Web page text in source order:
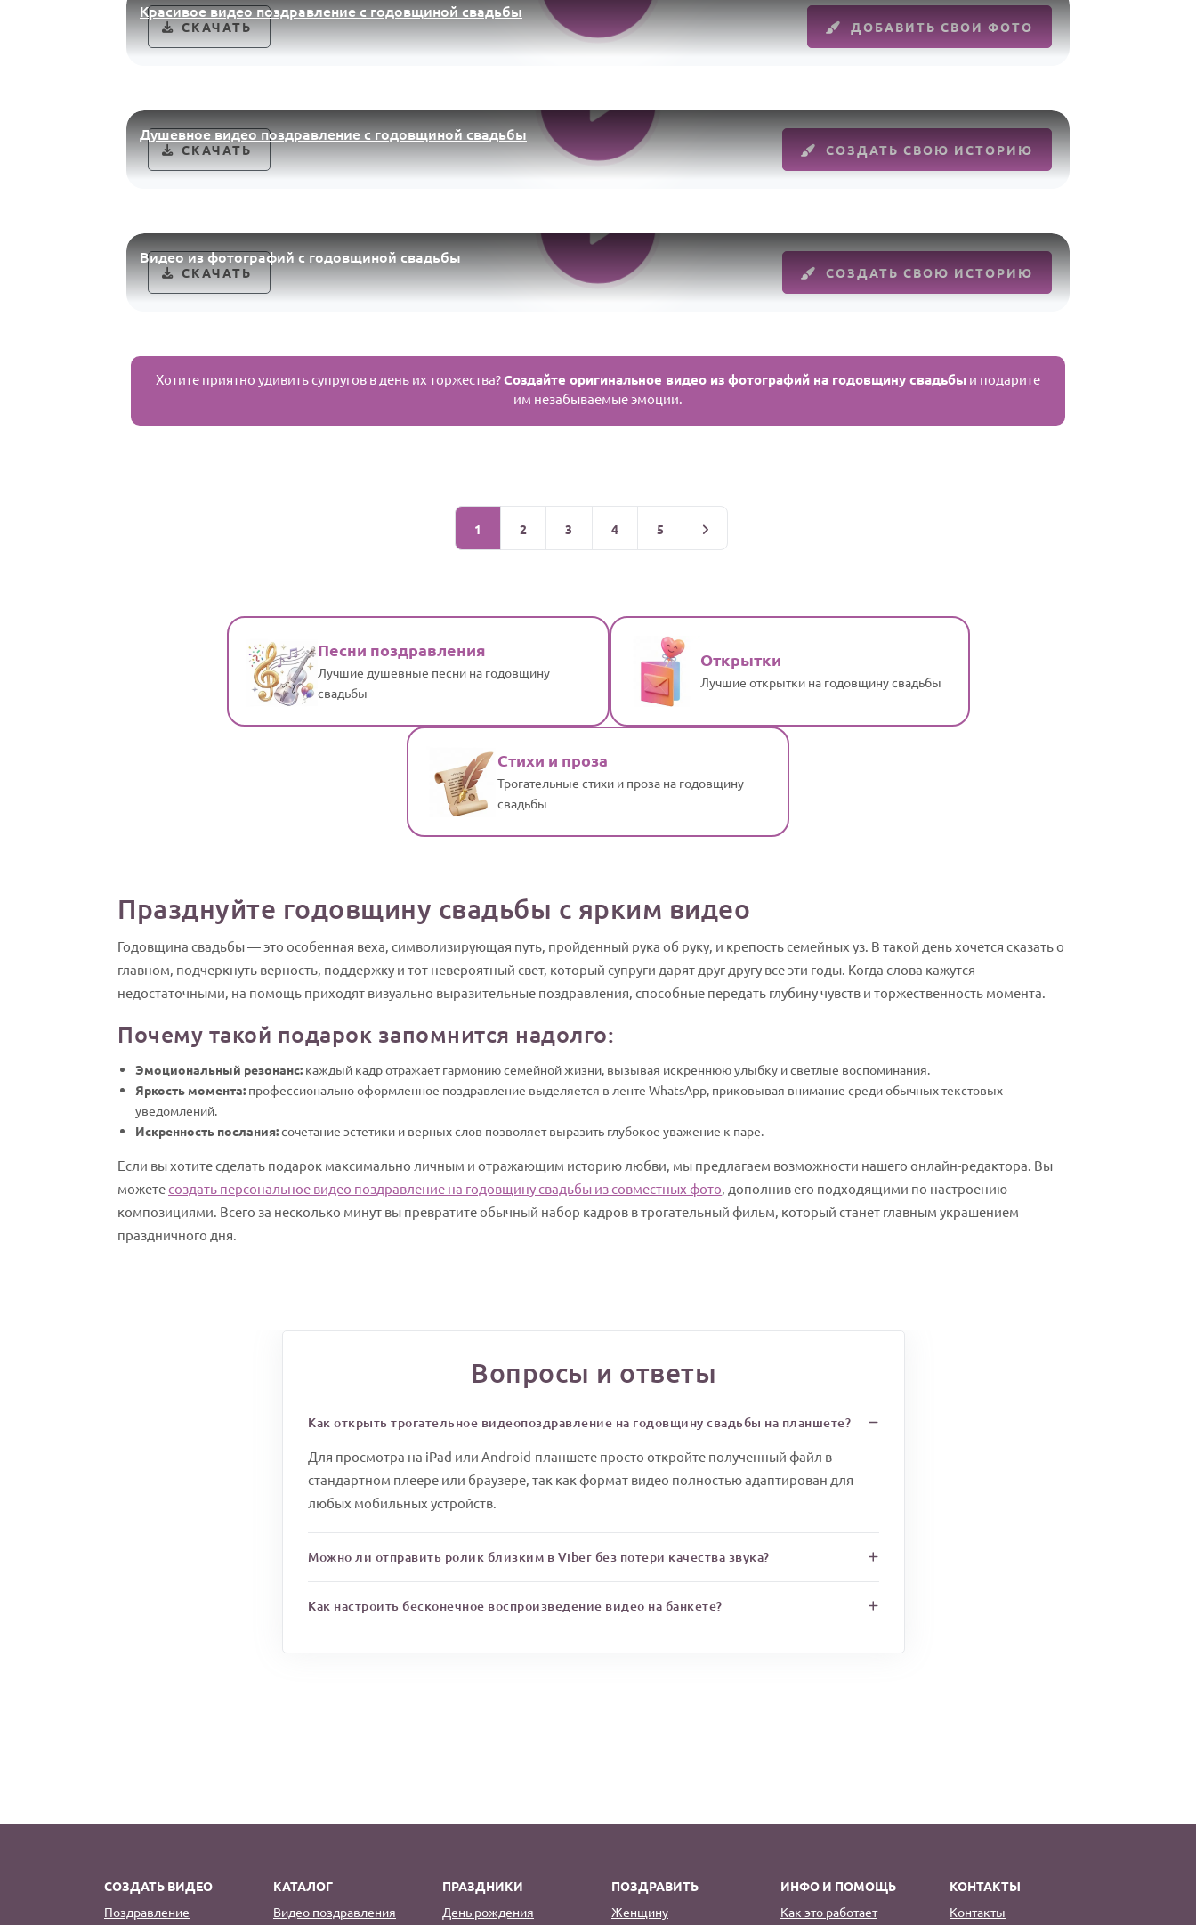
Красивое видео поздравление с годовщиной свадьбы
СКАЧАТЬ ДОБАВИТЬ СВОИ ФОТО
Душевное видео поздравление с годовщиной свадьбы
СКАЧАТЬ СОЗДАТЬ СВОЮ ИСТОРИЮ
Видео из фотографий с годовщиной свадьбы
СКАЧАТЬ СОЗДАТЬ СВОЮ ИСТОРИЮ
Хотите приятно удивить супругов в день их торжества?Создайте оригинальное видео из фотографий на годовщину свадьбы и подарите
им незабываемые эмоции.
1 2 3 4 5
Песни поздравления
Лучшие душевные песни на годовщину
свадьбы
Открытки
Лучшие открытки на годовщину свадьбы
Стихи и проза
Трогательные стихи и проза на годовщину
свадьбы
Празднуйте годовщину свадьбы с ярким видео
Годовщина свадьбы — это особенная веха, символизирующая путь, пройденный рука об руку, и крепость семейных уз. В такой день хочется сказать о
главном, подчеркнуть верность, поддержку и тот невероятный свет, который супруги дарят друг другу все эти годы. Когда слова кажутся
недостаточными, на помощь приходят визуально выразительные поздравления, способные передать глубину чувств и торжественность момента.
Почему такой подарок запомнится надолго:
Эмоциональный резонанс: каждый кадр отражает гармонию семейной жизни, вызывая искреннюю улыбку и светлые воспоминания.
Яркость момента: профессионально оформленное поздравление выделяется в ленте WhatsApp, приковывая внимание среди обычных текстовых
уведомлений.
Искренность послания:сочетание эстетики и верных слов позволяет выразить глубокое уважение к паре.
Если вы хотите сделать подарок максимально личным и отражающим историю любви, мы предлагаем возможности нашего онлайн-редактора. Вы
можетесоздать персональное видео поздравление на годовщину свадьбы из совместных фото, дополнив его подходящими по настроению
композициями. Всего за несколько минут вы превратите обычный набор кадров в трогательный фильм, который станет главным украшением
праздничного дня.
Вопросы и ответы
Как открыть трогательное видеопоздравление на годовщину свадьбы на планшете?
Для просмотра на iPad или Android-планшете просто откройте полученный файл в
стандартном плеере или браузере, так как формат видео полностью адаптирован для
любых мобильных устройств.
Можно ли отправить ролик близким в Viber без потери качества звука?
Как настроить бесконечное воспроизведение видео на банкете?
СОЗДАТЬ ВИДЕО
Поздравление
КАТАЛОГ
Видео поздравления
ПРАЗДНИКИ
День рождения
ПОЗДРАВИТЬ
Женщину
ИНФО И ПОМОЩЬ
Как это работает
КОНТАКТЫ
Контакты